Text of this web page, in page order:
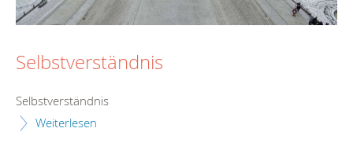
Selbstverständnis
Selbstverständnis
Weiterlesen